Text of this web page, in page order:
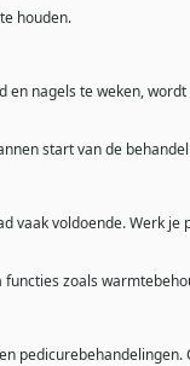
houden.
nagels te weken,
start van de
vaak voldoende. Werk
zoals